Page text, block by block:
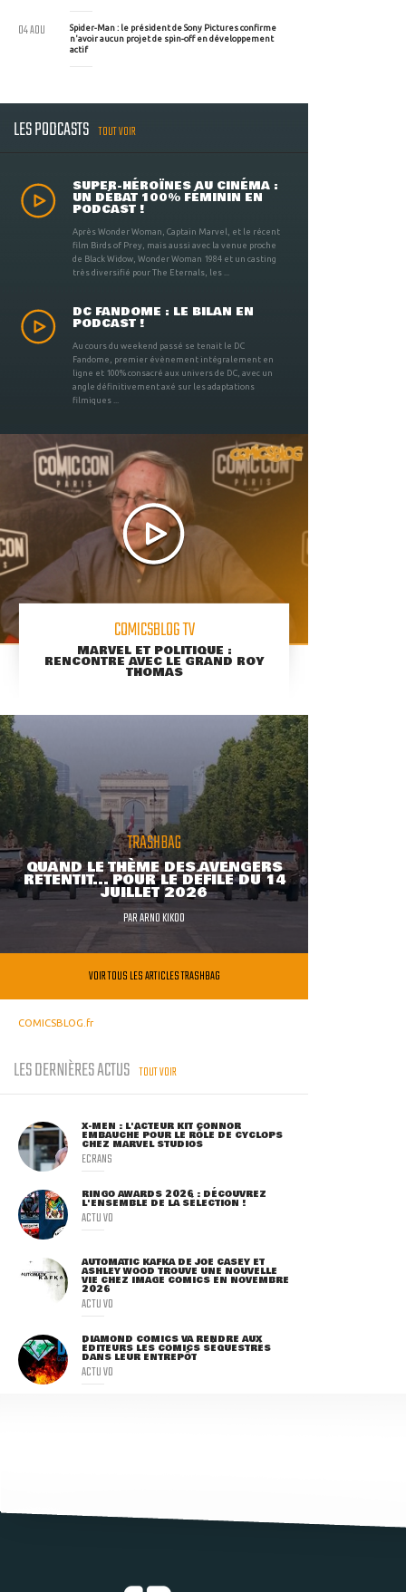
Spider-Man : le président de Sony Pictures confirme
n'avoir aucun projet de spin-off en développement
actif
04 AOU
LES PODCASTS TOUT VOIR
SUPER-HÉROÏNES AU CINÉMA :
UN DÉBAT 100% FÉMININ EN
PODCAST !
Après Wonder Woman, Captain Marvel, et le récent
film Birds of Prey, mais aussi avec la venue proche
de Black Widow, Wonder Woman 1984 et un casting
très diversifié pour The Eternals, les ...
DC FANDOME : LE BILAN EN
PODCAST !
Au cours du weekend passé se tenait le DC
Fandome, premier évènement intégralement en
ligne et 100% consacré aux univers de DC, avec un
angle définitivement axé sur les adaptations
filmiques ...
COMICSBLOG TV
MARVEL ET POLITIQUE :
RENCONTRE AVEC LE GRAND ROY
THOMAS
TRASHBAG
QUAND LE THÈME DES AVENGERS
RETENTIT... POUR LE DÉFILÉ DU 14
JUILLET 2026
PARARNO KIKOO
VOIR TOUS LES ARTICLES TRASHBAG
COMICSBLOG.fr
LES DERNIÈRES ACTUS TOUT VOIR
X-MEN : L'ACTEUR KIT CONNOR
EMBAUCHÉ POUR LE RÔLE DE CYCLOPS
CHEZ MARVEL STUDIOS
ECRANS
RINGO AWARDS 2026 : DÉCOUVREZ
L'ENSEMBLE DE LA SÉLECTION !
ACTU VO
AUTOMATIC KAFKA DE JOE CASEY ET
ASHLEY WOOD TROUVE UNE NOUVELLE
VIE CHEZ IMAGE COMICS EN NOVEMBRE
2026
ACTU VO
DIAMOND COMICS VA RENDRE AUX
ÉDITEURS LES COMICS SÉQUESTRÉS
DANS LEUR ENTREPÔT
ACTU VO